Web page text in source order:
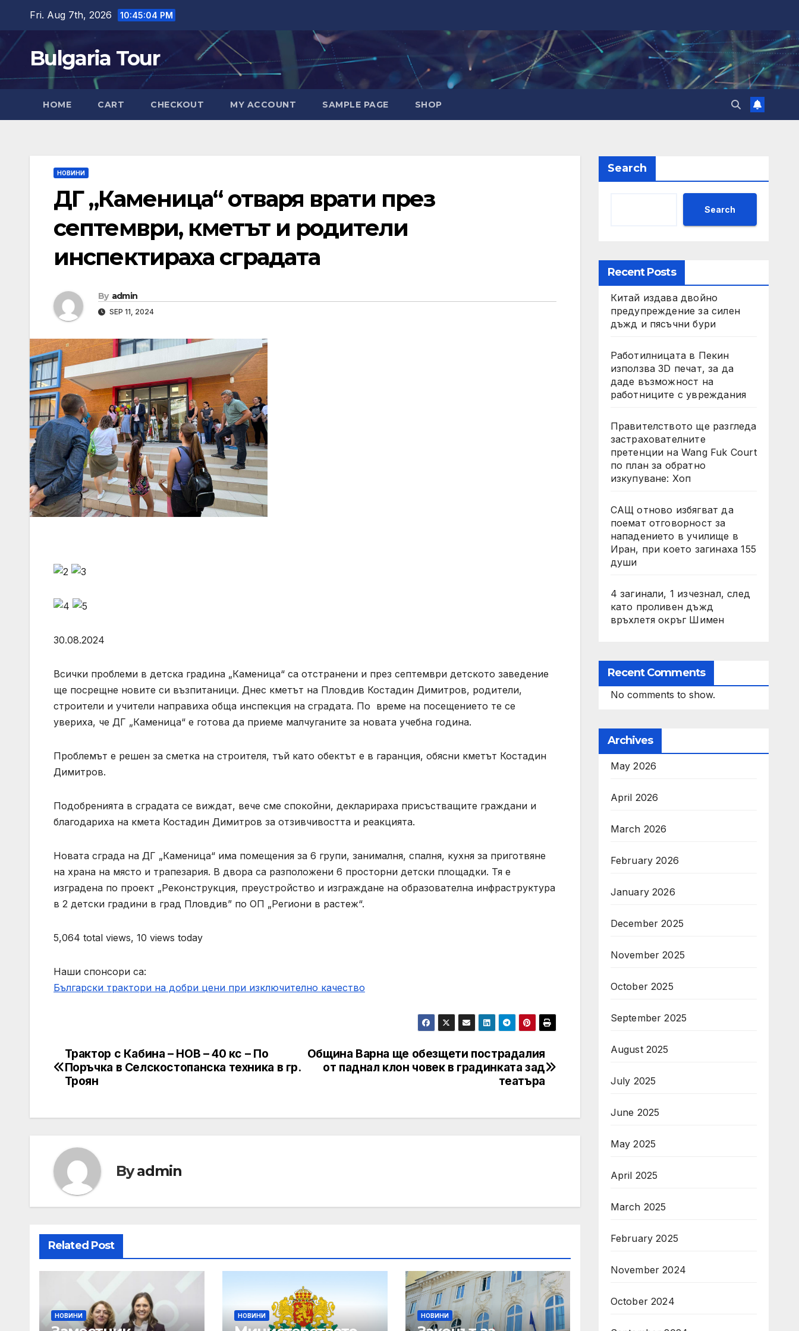
content
Fri. Aug 7th, 2026 10:45:05 PM
Bulgaria Tour
HOME CART CHECKOUT MY ACCOUNT SAMPLE PAGE SHOP
НОВИНИ
ДГ „Каменица“ отваря врати през
септември, кметът и родители
инспектираха сградата
By admin
SEP 11, 2024
30.08.2024
Всички проблеми в детска градина „Каменица“ са отстранени и през септември детското заведение
ще посрещне новите си възпитаници. Днес кметът на Пловдив Костадин Димитров, родители,
строители и учители направиха обща инспекция на сградата. По време на посещението те се
увериха, че ДГ „Каменица“ е готова да приеме малчуганите за новата учебна година.
Проблемът е решен за сметка на строителя, тъй като обектът е в гаранция, обясни кметът Костадин
Димитров.
Подобренията в сградата се виждат, вече сме спокойни, декларираха присъстващите граждани и
благодариха на кмета Костадин Димитров за отзивчивостта и реакцията.
Новата сграда на ДГ „Каменица“ има помещения за 6 групи, занималня, спалня, кухня за приготвяне
на храна на място и трапезария. В двора са разположени 6 просторни детски площадки. Тя е
изградена по проект „Реконструкция, преустройство и изграждане на образователна инфраструктура
в 2 детски градини в град Пловдив” по ОП „Региони в растеж“.
5,064 total views, 10 views today
Наши спонсори са:
Български трактори на добри цени при изключително качество
Post
navigation
Община Варна ще обезщети пострадалия
от паднал клон човек в градинката зад
театъра
Трактор с Кабина – НОВ – 40 кс – По
Поръчка в Селскостопанска техника в гр.
Троян
Byadmin
Related Post
НОВИНИ НОВИНИ НОВИНИ
Search
Search
Recent Posts
Китай издава двойно
предупреждение за силен
дъжд и пясъчни бури
Работилницата в Пекин
използва 3D печат, за да
даде възможност на
работниците с увреждания
Правителството ще разгледа
застрахователните
претенции на Wang Fuk Court
по план за обратно
изкупуване: Хоп
САЩ отново избягват да
поемат отговорност за
нападението в училище в
Иран, при което загинаха 155
души
4 загинали, 1 изчезнал, след
като проливен дъжд
връхлетя окръг Шимен
Recent Comments
No comments to show.
Archives
May 2026
April 2026
March 2026
February 2026
January 2026
December 2025
November 2025
October 2025
September 2025
August 2025
July 2025
June 2025
May 2025
April 2025
March 2025
February 2025
November 2024
October 2024